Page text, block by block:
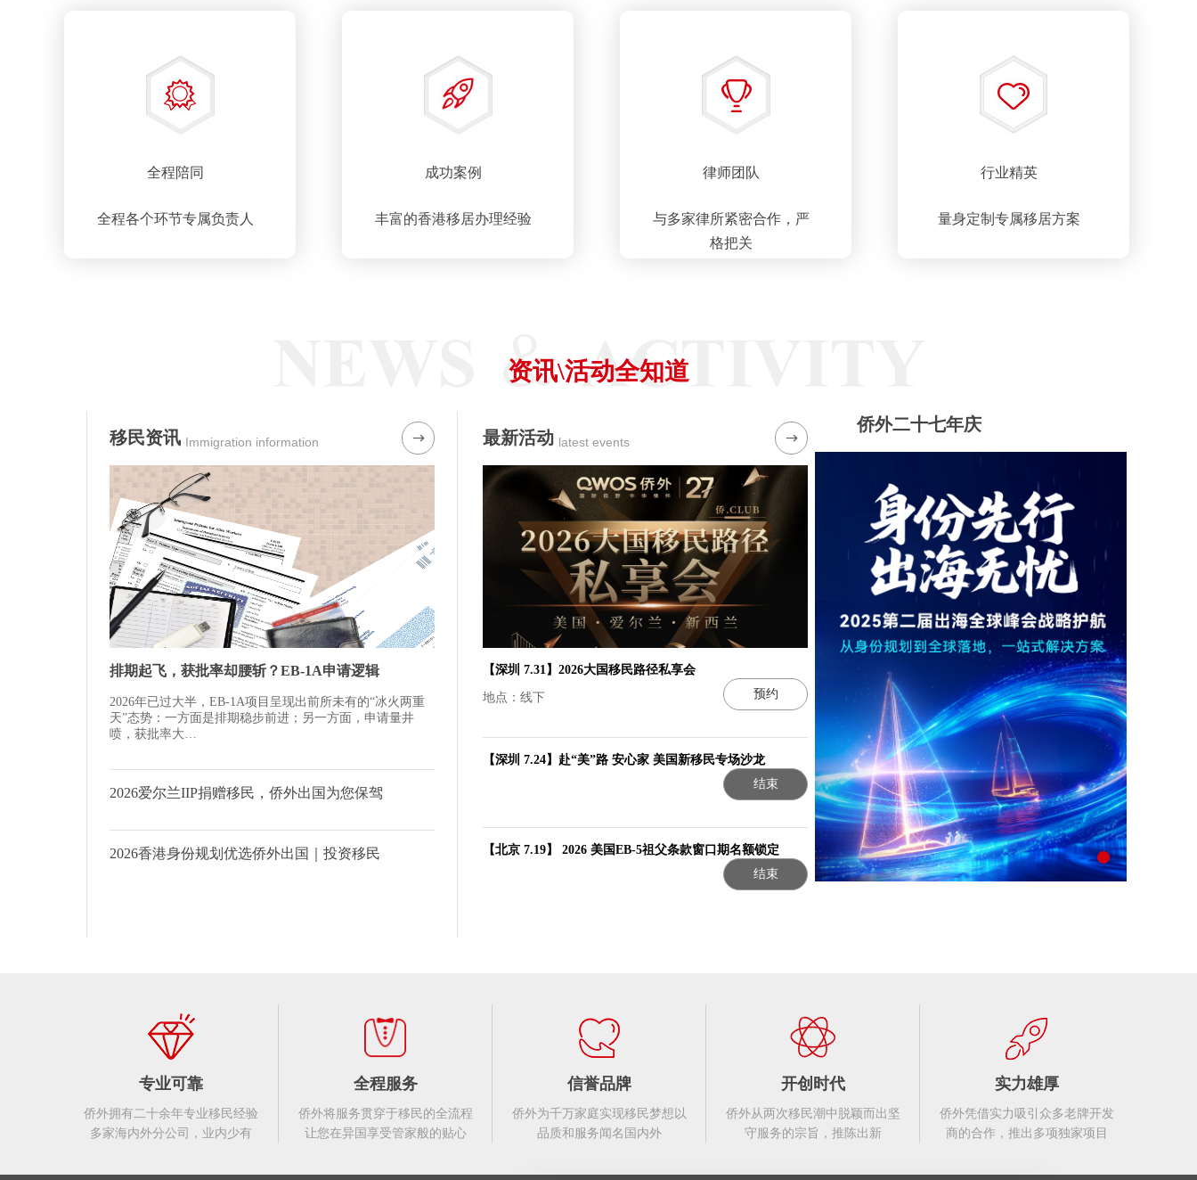
全程陪同
全程各个环节专属负责人
成功案例
丰富的香港移居办理经验
律师团队
与多家律所紧密合作，严
格把关
行业精英
量身定制专属移居方案
资讯\活动全知道
移民资讯 Immigration information
排期起飞，获批率却腰斩？EB-1A申请逻辑
2026年已过大半，EB-1A项目呈现出前所未有的“冰火两重
天”态势：一方面是排期稳步前进；另一方面，申请量井
喷，获批率大…
2026爱尔兰IIP捐赠移民，侨外出国为您保驾
2026香港身份规划优选侨外出国｜投资移民
侨外二十七年庆
最新活动 latest events
【深圳 7.31】2026大国移民路径私享会
地点：线下 预约
【深圳 7.24】赴“美”路 安心家 美国新移民专场沙龙
结束
【北京 7.19】 2026 美国EB-5祖父条款窗口期名额锁定
结束
专业可靠
侨外拥有二十余年专业移民经验
多家海内外分公司，业内少有
全程服务
侨外将服务贯穿于移民的全流程
让您在异国享受管家般的贴心
信誉品牌
侨外为千万家庭实现移民梦想以
品质和服务闻名国内外
开创时代
侨外从两次移民潮中脱颖而出坚
守服务的宗旨，推陈出新
实力雄厚
侨外凭借实力吸引众多老牌开发
商的合作，推出多项独家项目